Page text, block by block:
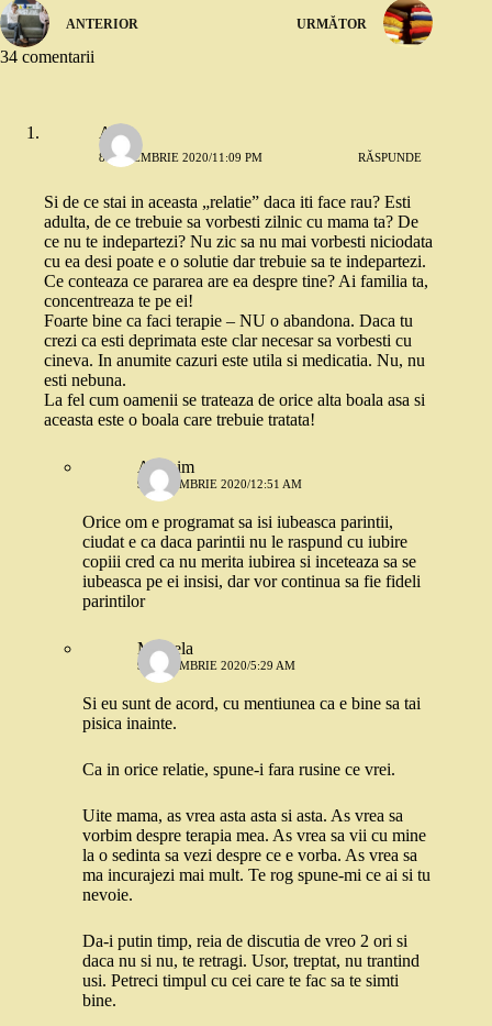
ANTERIOR URMĂTOR
34 comentarii
Alina
8 DECEMBRIE 2020/11:09 PM RĂSPUNDE
Si de ce stai in aceasta „relatie” daca iti face rau? Esti
adulta, de ce trebuie sa vorbesti zilnic cu mama ta? De
ce nu te indepartezi? Nu zic sa nu mai vorbesti niciodata
cu ea desi poate e o solutie dar trebuie sa te indepartezi.
Ce conteaza ce pararea are ea despre tine? Ai familia ta,
concentreaza te pe ei!
Foarte bine ca faci terapie – NU o abandona. Daca tu
crezi ca esti deprimata este clar necesar sa vorbesti cu
cineva. In anumite cazuri este utila si medicatia. Nu, nu
esti nebuna.
La fel cum oamenii se trateaza de orice alta boala asa si
aceasta este o boala care trebuie tratata!
Anonim
9 DECEMBRIE 2020/12:51 AM
Orice om e programat sa isi iubeasca parintii,
ciudat e ca daca parintii nu le raspund cu iubire
copiii cred ca nu merita iubirea si inceteaza sa se
iubeasca pe ei insisi, dar vor continua sa fie fideli
parintilor
Mihaela
9 DECEMBRIE 2020/5:29 AM
Si eu sunt de acord, cu mentiunea ca e bine sa tai
pisica inainte.
Ca in orice relatie, spune-i fara rusine ce vrei.
Uite mama, as vrea asta asta si asta. As vrea sa
vorbim despre terapia mea. As vrea sa vii cu mine
la o sedinta sa vezi despre ce e vorba. As vrea sa
ma incurajezi mai mult. Te rog spune-mi ce ai si tu
nevoie.
Da-i putin timp, reia de discutia de vreo 2 ori si
daca nu si nu, te retragi. Usor, treptat, nu trantind
usi. Petreci timpul cu cei care te fac sa te simti
bine.